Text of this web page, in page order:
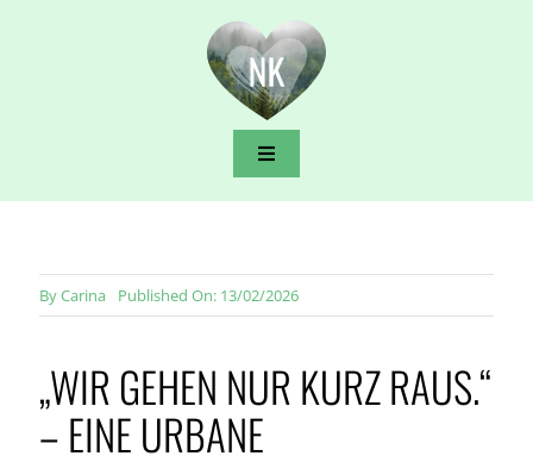
Toggle
Navigation
Camping & Reisen mit Kindern
ByCarina Published On: 13/02/2026
„WIR GEHEN NUR KURZ RAUS.“
– EINE URBANE